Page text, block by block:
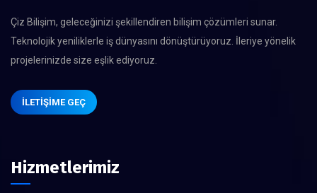
Çiz Bilişim, geleceğinizi şekillendiren bilişim çözümleri sunar.
Teknolojik yeniliklerle iş dünyasını dönüştürüyoruz. İleriye yönelik
projelerinizde size eşlik ediyoruz.
İLETIŞIME GEÇ
Hizmetlerimiz